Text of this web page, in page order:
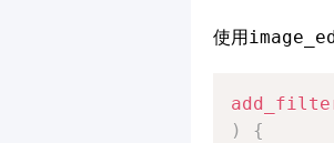
使用
)
{